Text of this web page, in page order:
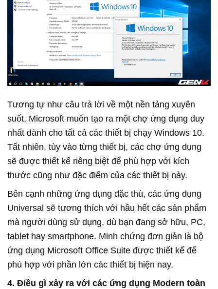
Tương tự như câu trả lời về một nền tảng xuyên
suốt, Microsoft muốn tạo ra một chợ ứng dụng duy
nhất dành cho tất cả các thiết bị chạy Windows 10.
Tất nhiên, tùy vào từng thiết bị, các chợ ứng dụng
sẽ được thiết kế riêng biệt để phù hợp với kích
thước cũng như đặc điểm của các thiết bị này.
Bên cạnh những ứng dụng đặc thù, các ứng dụng
Universal sẽ tương thích với hầu hết các sản phẩm
mà người dùng sử dụng, dù bạn đang sở hữu, PC,
tablet hay smartphone. Minh chứng đơn giản là bộ
ứng dụng Microsoft Office Suite được thiết kế để
phù hợp với phần lớn các thiết bị hiện nay.
4. Điều gì xảy ra với các ứng dụng Modern toàn